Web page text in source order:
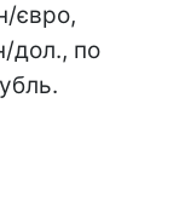
євро,
дол., по